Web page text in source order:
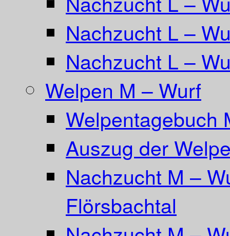
Nachzucht L –
Nachzucht L –
Welpen M – Wurf
Welpentagebuch
Auszug der
Nachzucht M –
Flörsbachtal